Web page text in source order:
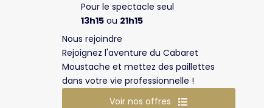
Pour le spectacle seul
13h15 ou 21h15
Nous rejoindre
Rejoignez l'aventure du Cabaret
Moustache et mettez des paillettes
dans votre vie professionnelle !
Voir nos offres